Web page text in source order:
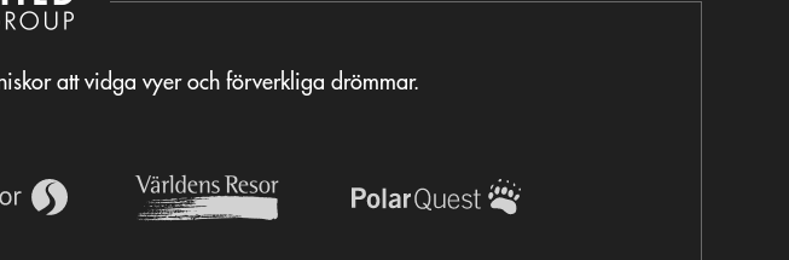
att vidga vyer och förverkliga drömmar.